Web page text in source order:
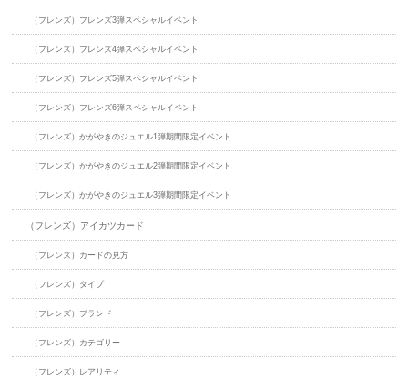
（フレンズ）フレンズ3弾スペシャルイベント
（フレンズ）フレンズ4弾スペシャルイベント
（フレンズ）フレンズ5弾スペシャルイベント
（フレンズ）フレンズ6弾スペシャルイベント
（フレンズ）かがやきのジュエル1弾期間限定イベント
（フレンズ）かがやきのジュエル2弾期間限定イベント
（フレンズ）かがやきのジュエル3弾期間限定イベント
（フレンズ）アイカツカード
（フレンズ）カードの見方
（フレンズ）タイプ
（フレンズ）ブランド
（フレンズ）カテゴリー
（フレンズ）レアリティ